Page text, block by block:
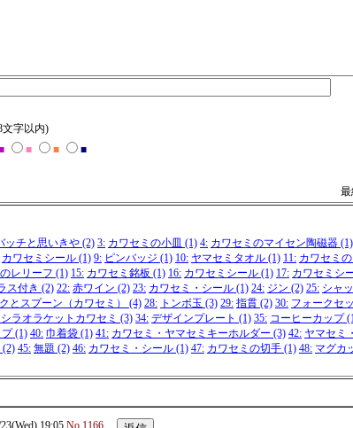
文字以内)
■ ■ ■
最
ッチと思いきや (2) 3: カワセミの小皿 (1) 4: カワセミのマイセン陶磁器 (1)
カワセミシール (1) 9: ピンバッジ (1) 10: ヤマセミタオル (1) 11: カワセミ
レリーフ (1) 15: カワセミ銘板 (1) 16: カワセミシール (1) 17: カワセミシ
ス付き (2) 22: 赤ワイン (2) 23: カワセミ・シール (1) 24: ジン (2) 25: シャ
とスプーン（カワセミ） (4) 28: トンボ玉 (3) 29: 指貫 (2) 30: フォークセ
ラオラケットカワセミ (3) 34: デザインプレート (1) 35: コーヒーカップ
(1) 40: 巾着袋 (1) 41: カワセミ・ヤマセミキーホルダー (3) 42: ヤマセミ
(2) 45: 無題 (2) 46: カワセミ・シール (1) 47: カワセミの切手 (1) 48: マグカ
19:05 No.1166